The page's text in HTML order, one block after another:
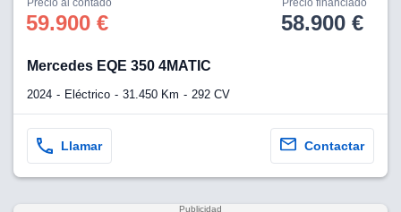
Precio al contado
59.900 €
Precio financiado
58.900 €
Mercedes EQE 350 4MATIC
2024 Eléctrico 31.450 Km 292 CV
Llamar Contactar